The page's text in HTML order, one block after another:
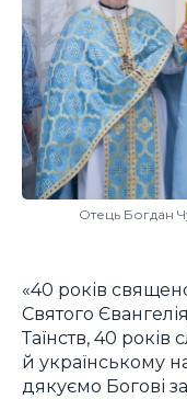
Отець Богдан
«40 років
Святого
Таїнств, 40 років
й українському
дякуємо Богові